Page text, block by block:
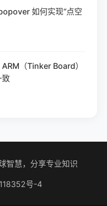
如何实现“点空
（Tinker Board）
致
智慧，分享专业知识
号-4